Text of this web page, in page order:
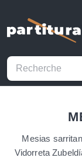
Mesias
Vidorreta